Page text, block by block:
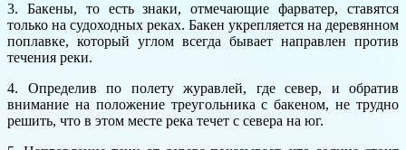
3. Бакены, то есть знаки, отмечающие фарватер, ставятся
только на судоходных реках. Бакен укрепляется на деревянном
поплавке, который углом всегда бывает направлен против
течения реки.
4. Определив по полету журавлей, где север, и обратив
внимание на положение треугольника с бакеном, не трудно
решить, что в этом месте река течет с севера на юг.